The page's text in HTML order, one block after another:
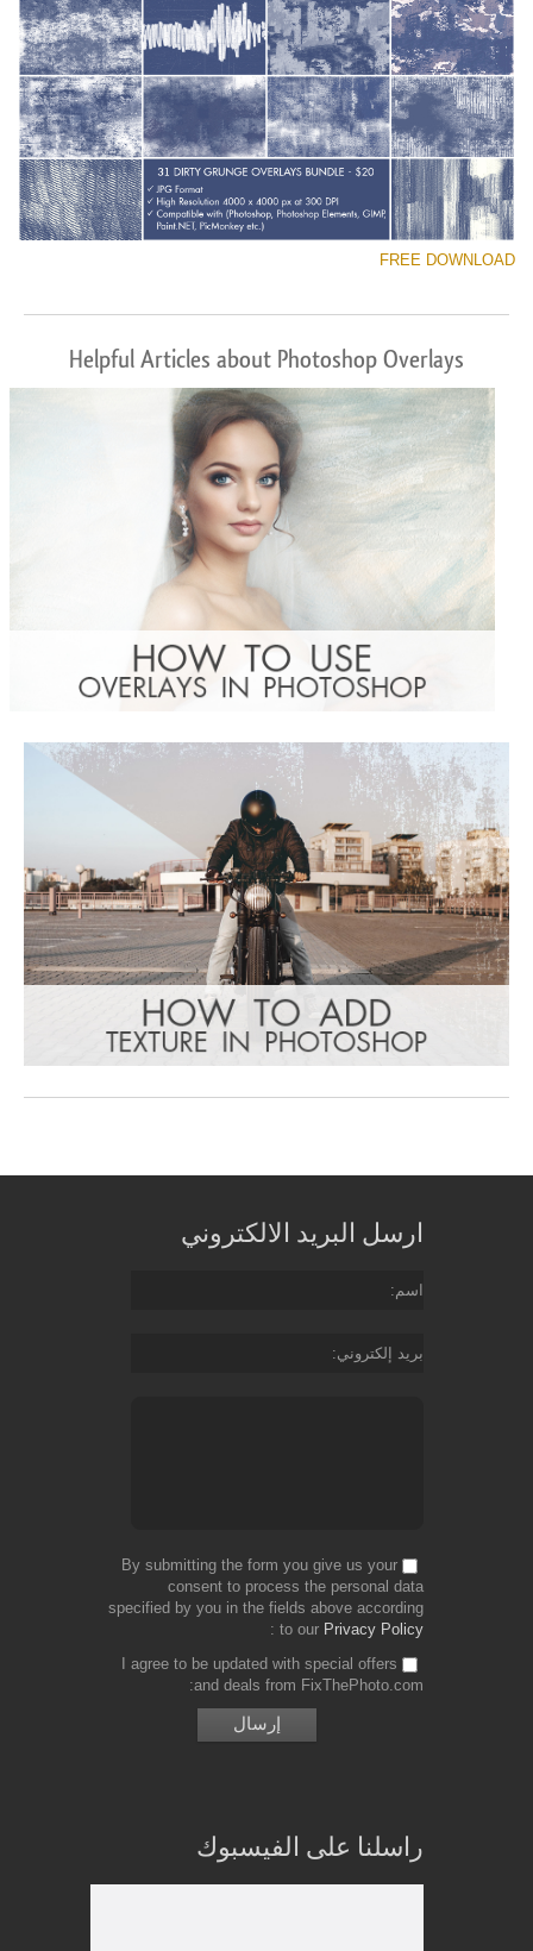
FREE DOWNLOAD
Helpful Articles about Photoshop Overlays
ارسل البريد الالكتروني
اسم
بريد إلكتروني
By submitting the form you give us your
consent to process the personal data
specified by you in the fields above according
to our Privacy Policy
I agree to be updated with special offers
and deals from FixThePhoto.com
راسلنا على الفيسبوك